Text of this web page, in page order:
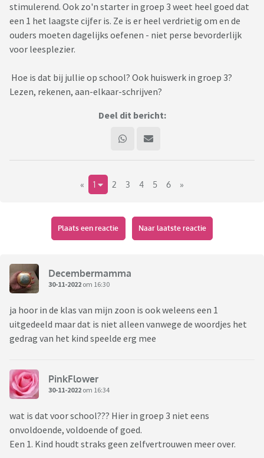
stimulerend. Ook zo'n starter in groep 3 weet heel goed dat
een 1 het laagste cijfer is. Ze is er heel verdrietig om en de
ouders moeten dagelijks oefenen - niet perse bevorderlijk
voor leesplezier.
Hoe is dat bij jullie op school? Ook huiswerk in groep 3?
Lezen, rekenen, aan-elkaar-schrijven?
Deel dit bericht:
« 1 2 3 4 5 6 »
Plaats een reactie Naar laatste reactie
Decembermamma
30-11-2022 om 16:30
ja hoor in de klas van mijn zoon is ook weleens een 1
uitgedeeld maar dat is niet alleen vanwege de woordjes het
gedrag van het kind speelde erg mee
PinkFlower
30-11-2022 om 16:34
wat is dat voor school??? Hier in groep 3 niet eens
onvoldoende, voldoende of goed.
Een 1. Kind houdt straks geen zelfvertrouwen meer over.